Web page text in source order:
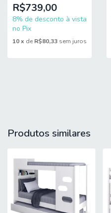
R$739,00
8% de desconto à vista
no Pix
10x de R$80,33 sem juros
Produtos similares